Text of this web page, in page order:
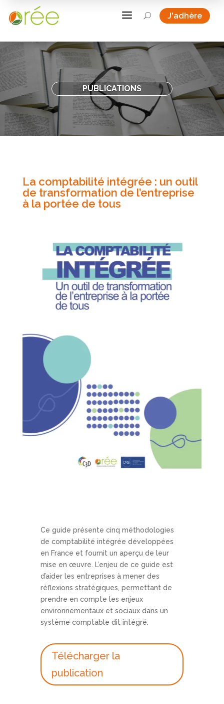
a U J'adhère
PUBLICATIONS
La comptabilité intégrée : un outil
de transformation de l’entreprise
à la portée de tous
Ce guide présente cinq méthodologies
de comptabilité intégrée développées
en France et fournit un aperçu de leur
mise en œuvre. L’enjeu de ce guide est
d’aider les entreprises à mener des
réflexions stratégiques, permettant de
prendre en compte les enjeux
environnementaux et sociaux dans un
système comptable dit intégré.
Télécharger la
publication